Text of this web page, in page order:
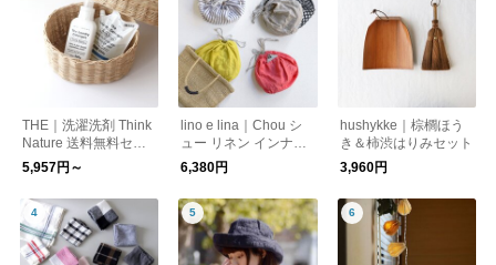
THE｜洗濯洗剤 Think
Nature 送料無料セッ
ト
5,957円～
lino e lina｜Chou シ
ュー リネン インナー
バッグ
6,380円
hushykke｜棕櫚ほう
き＆柿渋はりみセット
3,960円